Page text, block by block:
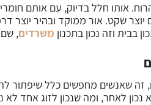
אותו חלל בדיוק, עם אותם
שקט. אור ממוקד ובהיר יוצר
בבית וזה נכון בתכנון משרדים, שם
שאנשים מחפשים כלל שיפתור
לאחר, ומה שנכון לזוג אחד לא